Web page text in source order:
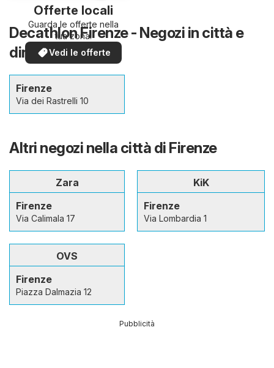
Offerte locali
Guarda le offerte nella
tua zona!
Vedi le offerte
Decathlon Firenze - Negozi in città e
dintorni
Firenze
Via dei Rastrelli 10
Altri negozi nella città di Firenze
Zara
Firenze
Via Calimala 17
KiK
Firenze
Via Lombardia 1
OVS
Firenze
Piazza Dalmazia 12
Pubblicità